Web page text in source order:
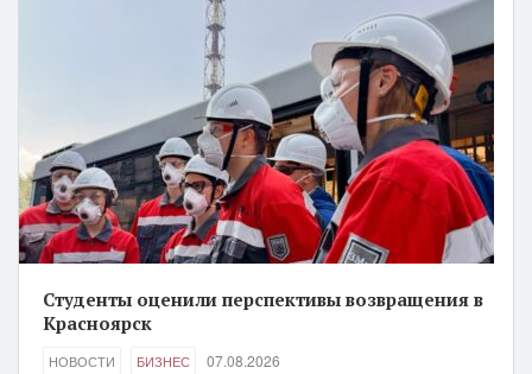
Студенты оценили перспективы возвращения в
Красноярск
НОВОСТИ БИЗНЕС 07.08.2026